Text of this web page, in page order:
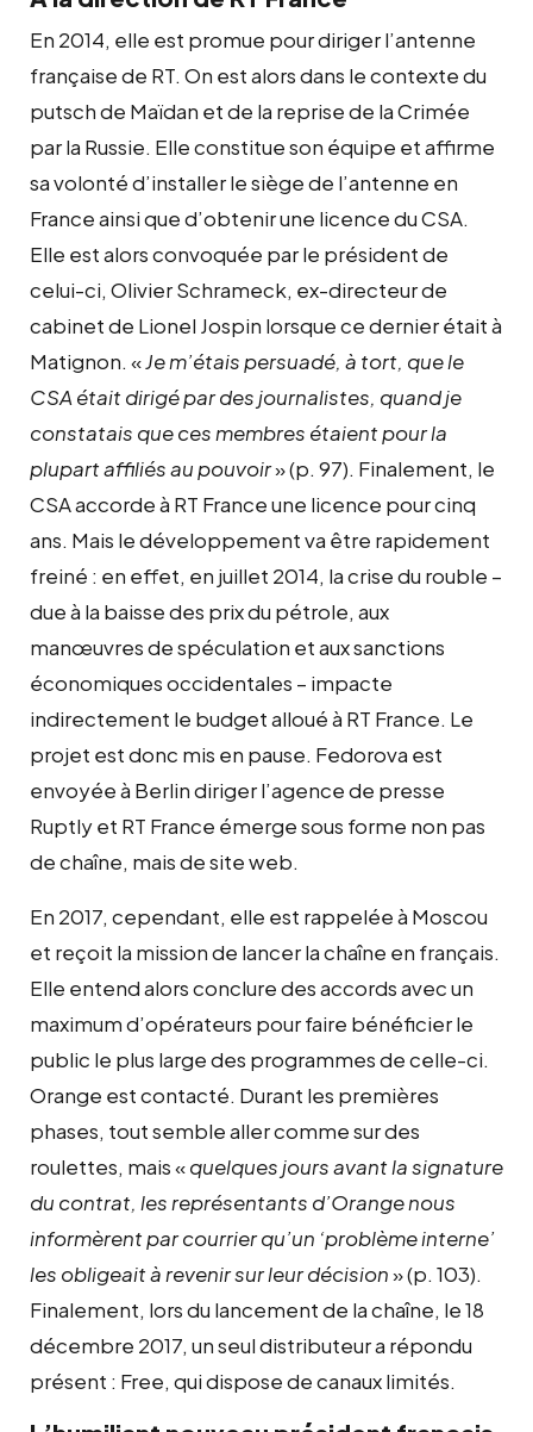
En 2014, elle est promue pour diriger l’antenne
française de RT. On est alors dans le contexte du
putsch de Maïdan et de la reprise de la Crimée
par la Russie. Elle constitue son équipe et affirme
sa volonté d’installer le siège de l’antenne en
France ainsi que d’obtenir une licence du CSA.
Elle est alors convoquée par le président de
celui-ci, Olivier Schrameck, ex-directeur de
cabinet de Lionel Jospin lorsque ce dernier était à
Matignon. «Je m’étais persuadé, à tort, que le
CSA était dirigé par des journalistes, quand je
constatais que ces membres étaient pour la
plupart affiliés au pouvoir» (p. 97). Finalement, le
CSA accorde à RT France une licence pour cinq
ans. Mais le développement va être rapidement
freiné : en effet, en juillet 2014, la crise du rouble –
due à la baisse des prix du pétrole, aux
manœuvres de spéculation et aux sanctions
économiques occidentales – impacte
indirectement le budget alloué à RT France. Le
projet est donc mis en pause. Fedorova est
envoyée à Berlin diriger l’agence de presse
Ruptly et RT France émerge sous forme non pas
de chaîne, mais de site web.
En 2017, cependant, elle est rappelée à Moscou
et reçoit la mission de lancer la chaîne en français.
Elle entend alors conclure des accords avec un
maximum d’opérateurs pour faire bénéficier le
public le plus large des programmes de celle-ci.
Orange est contacté. Durant les premières
phases, tout semble aller comme sur des
roulettes, mais «quelques jours avant la signature
du contrat, les représentants d’Orange nous
informèrent par courrier qu’un ‘problème interne’
les obligeait à revenir sur leur décision» (p. 103).
Finalement, lors du lancement de la chaîne, le 18
décembre 2017, un seul distributeur a répondu
présent : Free, qui dispose de canaux limités.